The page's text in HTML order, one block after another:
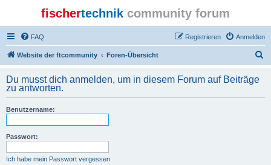
fischertechnik community forum
FAQ Anmelden
Registrieren
Website der ftcommunity Foren-Übersicht
h
Du musst dich anmelden, um in diesem Forum auf Beiträge
zu antworten.
Benutzername:
Passwort:
Ich habe mein Passwort vergessen